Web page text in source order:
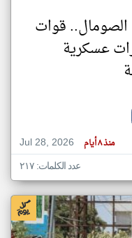
قوات
عسكرية
Jul 28, 2026
منذ ٨ أيام
عدد الكلمات: ٢١٧